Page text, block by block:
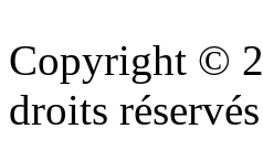
Copyright ©
droits réservés